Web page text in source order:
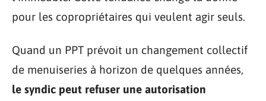
pour les copropriétaires qui veulent agir seuls.
Quand un PPT prévoit un changement collectif
de menuiseries à horizon de quelques années,
le syndic peut refuser une autorisation